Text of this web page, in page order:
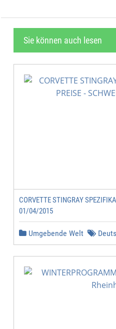
Sie können auch lesen
CORVETTE STINGRAY
01/04/2015
Umgebende Welt